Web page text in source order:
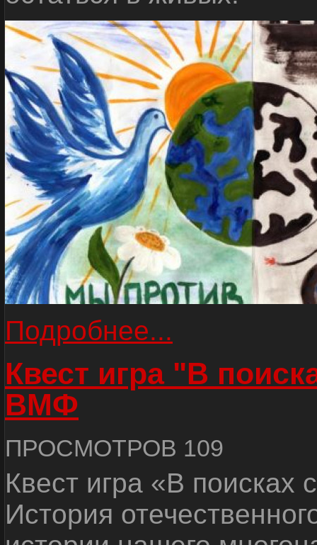
Подробнее...
Квест игра "В
ВМФ
ПРОСМОТРОВ 109
Квест игра «В
История